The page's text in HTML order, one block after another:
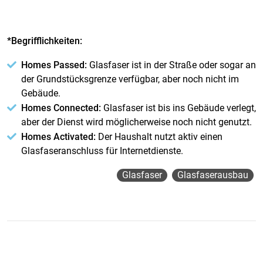
*Begrifflichkeiten:
Homes Passed: Glasfaser ist in der Straße oder sogar an
der Grundstücksgrenze verfügbar, aber noch nicht im
Gebäude.
Homes Connected: Glasfaser ist bis ins Gebäude verlegt,
aber der Dienst wird möglicherweise noch nicht genutzt.
Homes Activated: Der Haushalt nutzt aktiv einen
Glasfaseranschluss für Internetdienste.
Glasfaser Glasfaserausbau